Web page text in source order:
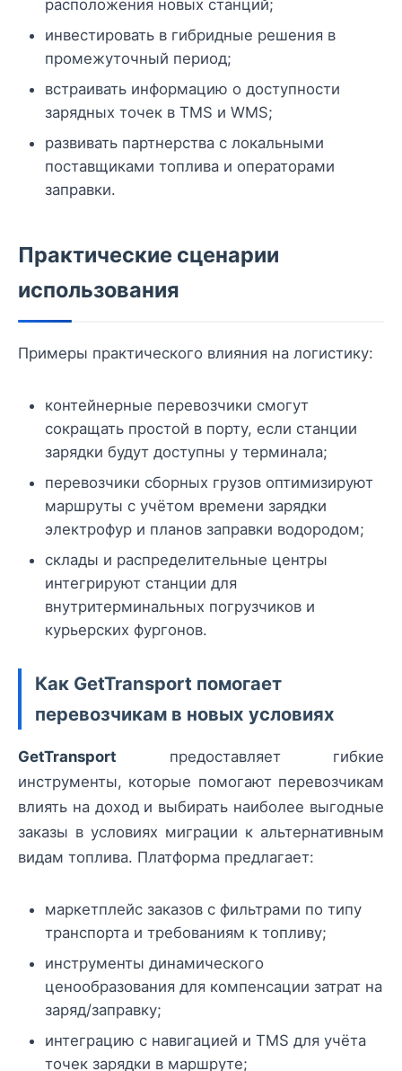
расположения новых станций;
инвестировать в гибридные решения в
промежуточный период;
встраивать информацию о доступности
зарядных точек в TMS и WMS;
развивать партнерства с локальными
поставщиками топлива и операторами
заправки.
Практические сценарии
использования
Примеры практического влияния на логистику:
контейнерные перевозчики смогут
сокращать простой в порту, если станции
зарядки будут доступны у терминала;
перевозчики сборных грузов оптимизируют
маршруты с учётом времени зарядки
электрофур и планов заправки водородом;
склады и распределительные центры
интегрируют станции для
внутритерминальных погрузчиков и
курьерских фургонов.
Как GetTransport помогает
перевозчикам в новых условиях
GetTransport предоставляет гибкие
инструменты, которые помогают перевозчикам
влиять на доход и выбирать наиболее выгодные
заказы в условиях миграции к альтернативным
видам топлива. Платформа предлагает:
маркетплейс заказов с фильтрами по типу
транспорта и требованиям к топливу;
инструменты динамического
ценообразования для компенсации затрат на
заряд/заправку;
интеграцию с навигацией и TMS для учёта
точек зарядки в маршруте;